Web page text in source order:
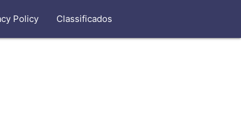
Policy Classificados